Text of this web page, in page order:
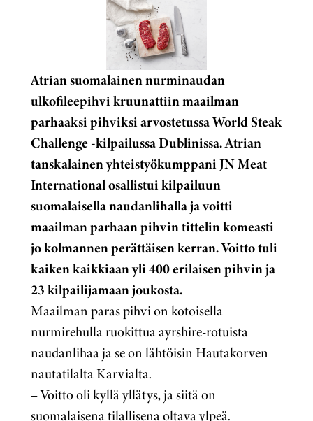
Atrian suomalainen nurminaudan
ulkofileepihvi kruunattiin maailman
parhaaksi pihviksi arvostetussa World Steak
Challenge -kilpailussa Dublinissa. Atrian
tanskalainen yhteistyökumppani JN Meat
International osallistui kilpailuun
suomalaisella naudanlihalla ja voitti
maailman parhaan pihvin tittelin komeasti
jo kolmannen perättäisen kerran.Voitto tuli
kaiken kaikkiaan yli 400 erilaisen pihvin ja
23 kilpailijamaan joukosta.
Maailman paras pihvi on kotoisella
nurmirehulla ruokittua ayrshire-rotuista
naudanlihaa ja se on lähtöisin Hautakorven
nautatilalta Karvialta.
– Voitto oli kyllä yllätys, ja siitä on
suomalaisena tilallisena oltava ylpeä.